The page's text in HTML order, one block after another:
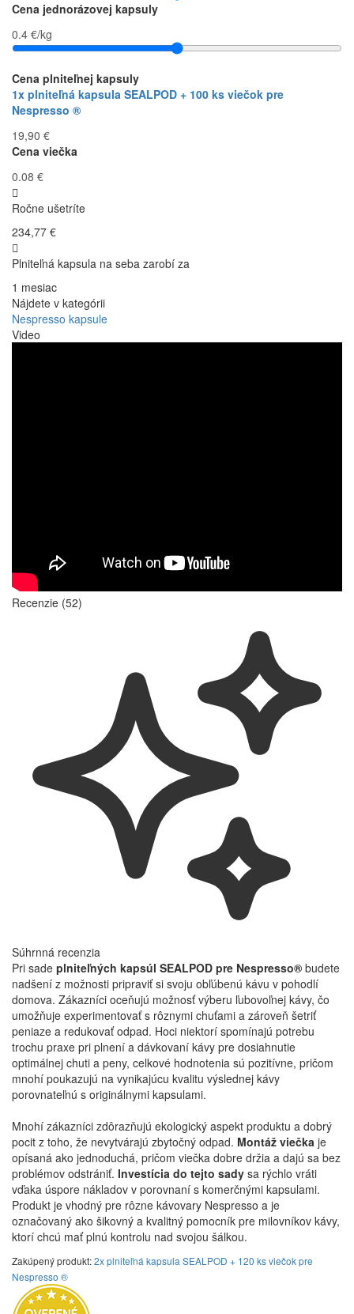
Cena jednorázovej kapsuly
0.4 €/kg
Cena plniteľnej kapsuly
1x plniteľná kapsula SEALPOD + 100 ks viečok pre
Nespresso ®
19,90 €
Cena viečka
0.08 €
Ročne ušetríte
234,77 €
Plniteľná kapsula na seba zarobí za
1 mesiac
Nájdete v kategórii
Nespresso kapsule
Video
Recenzie (52)
Súhrnná recenzia
Pri sade plniteľných kapsúl SEALPOD pre Nespresso® budete
nadšení z možnosti pripraviť si svoju obľúbenú kávu v pohodlí
domova. Zákazníci oceňujú možnosť výberu ľubovoľnej kávy, čo
umožňuje experimentovať s rôznymi chuťami a zároveň šetriť
peniaze a redukovať odpad. Hoci niektorí spomínajú potrebu
trochu praxe pri plnení a dávkovaní kávy pre dosiahnutie
optimálnej chuti a peny, celkové hodnotenia sú pozitívne, pričom
mnohí poukazujú na vynikajúcu kvalitu výslednej kávy
porovnateľnú s originálnymi kapsulami.
Mnohí zákazníci zdôrazňujú ekologický aspekt produktu a dobrý
pocit z toho, že nevytvárajú zbytočný odpad. Montáž viečka je
opísaná ako jednoduchá, pričom viečka dobre držia a dajú sa bez
problémov odstrániť. Investícia do tejto sady sa rýchlo vráti
vďaka úspore nákladov v porovnaní s komerčnými kapsulami.
Produkt je vhodný pre rôzne kávovary Nespresso a je
označovaný ako šikovný a kvalitný pomocník pre milovníkov kávy,
ktorí chcú mať plnú kontrolu nad svojou šálkou.
Zakúpený produkt:2x plniteľná kapsula SEALPOD + 120 ks viečok pre
Nespresso ®